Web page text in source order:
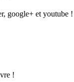
google+ et youtube !
!